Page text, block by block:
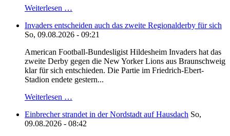
Weiterlesen …
Invaders entscheiden auch das zweite Regionalderby für sich
So, 09.08.2026 - 09:21
American Football-Bundesligist Hildesheim Invaders hat das
zweite Derby gegen die New Yorker Lions aus Braunschweig
klar für sich entschieden. Die Partie im Friedrich-Ebert-
Stadion endete gestern...
Weiterlesen …
Einbrecher strandet in der Nordstadt auf Hausdach So,
09.08.2026 - 08:42